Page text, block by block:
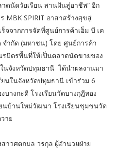
ดนัดวัยเรียน สานฝันสู่อาชีพ” อีก
MBK SPIRIT อาสาสร้างสุขสู่
จากการจัดที่ศูนย์การค้าเอ็ม บี เค
จำกัด (มหาชน) โดย ศูนย์การค้า
รมิตรพื้นที่ให้เป็นตลาดนัดขายของ
ในจังหวัดปทุมธานี ได้นำผลงานมา
นในจังหวัดปทุมธานี เข้าร่วม 6
บางกะดี โรงเรียนวัดบางกุฎีทอง
นบ้านใหม่วัฒนา โรงเรียนชุมชนวัด
าย
าวศตกมล วรกุล ผู้อำนวยฝ่าย